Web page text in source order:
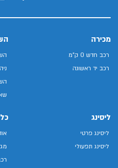
מכירה
רכב חדש 0 ק"מ
רכב יד ראשונה
ליסינג
ליסינג פרטי
ליסינג תפעולי